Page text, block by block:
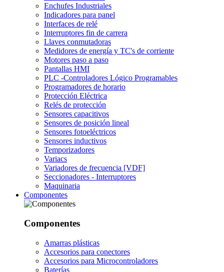
Enchufes Industriales
Indicadores para panel
Interfaces de relé
Interruptores fin de carrera
Llaves conmutadoras
Medidores de energía y TC's de corriente
Motores paso a paso
Pantallas HMI
PLC -Controladores Lógico Programables
Programadores de horario
Protección Eléctrica
Relés de protección
Sensores capacitivos
Sensores de posición lineal
Sensores fotoeléctricos
Sensores inductivos
Temporizadores
Variacs
Variadores de frecuencia [VDF]
Seccionadores - Interruptores
Maquinaria
Componentes
Componentes
Amarras plásticas
Accesorios para conectores
Accesorios para Microcontroladores
Baterías